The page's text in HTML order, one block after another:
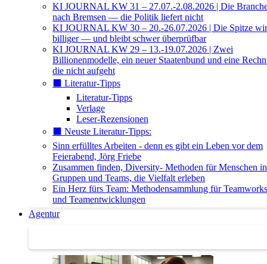
KI JOURNAL KW 31 – 27.07.-2.08.2026 | Die
nach Bremsen — die Politik liefert nicht
KI JOURNAL KW 30 – 20.-26.07.2026 | Die Spitze
billiger — und bleibt schwer überprüfbar
KI JOURNAL KW 29 – 13.-19.07.2026 | Zwei
Billionenmodelle, ein neuer Staatenbund und eine
die nicht aufgeht
⬛️ Literatur-Tipps
Literatur-Tipps
Verlage
Leser-Rezensionen
⬛️ Neuste Literatur-Tipps:
Sinn erfülltes Arbeiten - denn es gibt ein Leben vor dem
Feierabend, Jörg Friebe
Zusammen finden, Diversity- Methoden für Menschen in
Gruppen und Teams, die Vielfalt erleben
Ein Herz fürs Team: Methodensammlung für
und Teamentwicklungen
Agentur